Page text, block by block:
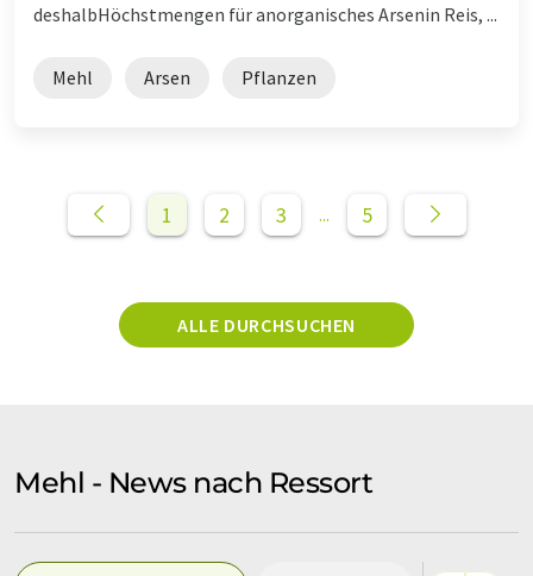
deshalbHöchstmengen für anorganisches Arsenin Reis, ...
Mehl Arsen Pflanzen
1 2 3 ... 5
ALLE DURCHSUCHEN
Mehl - News nach Ressort